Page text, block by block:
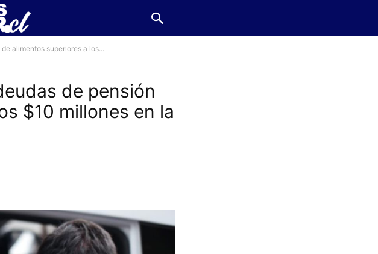
alimentos superiores a los...
de pensión
$10 millones en la